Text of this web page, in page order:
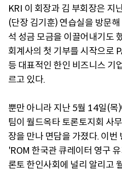
KRI 이 회장과 김 부회장은 지
(단장 김기훈) 연습실을 방문
석 성금 모금을 이끌어내기도
회계사의 첫 기부를 시작으로
등 대표적인 한인 비즈니스 기
르고 있다.
뿐만 아니라 지난 5월 14일(목
팀이 월드옥타 토론토지회 사
장을 만나 면담을 가졌다. 이번
'ROM 한국관 큐레이터 영구
론토 한인사회에 널리 알리고